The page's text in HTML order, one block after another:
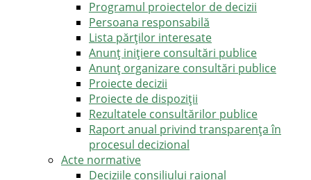
Programul proiectelor de decizii
Persoana responsabilă
Lista părților interesate
Anunț inițiere consultări publice
Anunț organizare consultări publice
Proiecte decizii
Proiecte de dispoziții
Rezultatele consultărilor publice
Raport anual privind transparenţa în
procesul decizional
Acte normative
Deciziile consiliului raional